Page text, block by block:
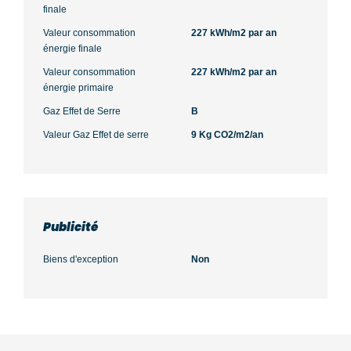
finale
Valeur consommation
énergie finale
227 kWh/m2 par an
Valeur consommation
énergie primaire
227 kWh/m2 par an
Gaz Effet de Serre B
Valeur Gaz Effet de serre 9 Kg CO2/m2/an
Publicité
Biens d'exception Non